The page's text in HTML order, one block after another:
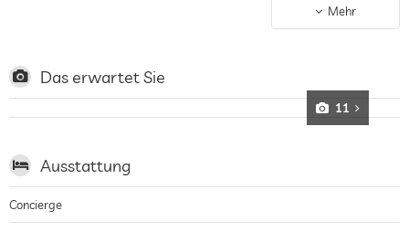
Mit einem 400 Quadratmeter großen Wellnessbereich bietet das Mas La
Boella auch sämtliche Annehmlichkeiten eines Wellnesshotels – von Sauna
Garten! Oder im wunderschön hergerichteten Salon des Hotels, der mit
gemütlichen Sesseln und Bücherwänden zum Schmökern und Faulenzen
bekannte Designerin interpretiert mit der Ausstattung spanische Strenge
Hölzer und Gesteine verleihen den Räumen eine angenehme Atmosphäre,
große Fenster mit raffinierten Lamellen sorgen für viel Helligkeit bei
Mehr
Das erwartet Sie
11
Ausstattung
Concierge